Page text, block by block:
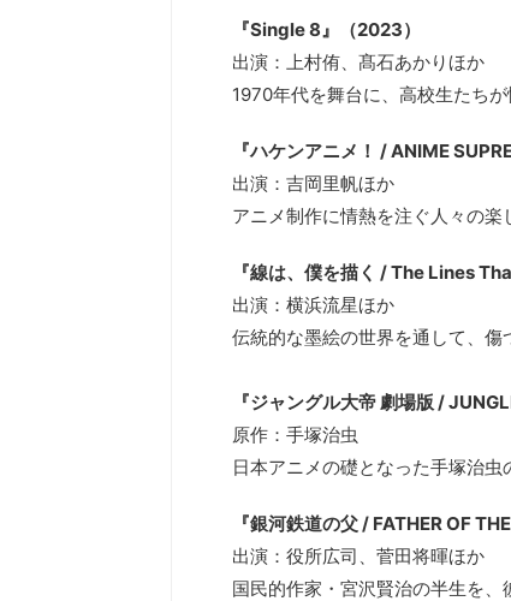
『Single 8』（2023）
出演：上村侑、髙石あかりほか
1970年代を舞台に、高校生たち
『ハケンアニメ！ / ANIME
出演：吉岡里帆ほか
アニメ制作に情熱を注ぐ人々の楽
『線は、僕を描く / The Lines
出演：横浜流星ほか
伝統的な墨絵の世界を通して、傷
『ジャングル大帝 劇場版 /
原作：手塚治虫
日本アニメの礎となった手塚治虫
『銀河鉄道の父 / FATHER OF
出演：役所広司、菅田将暉ほか
国民的作家・宮沢賢治の半生を、